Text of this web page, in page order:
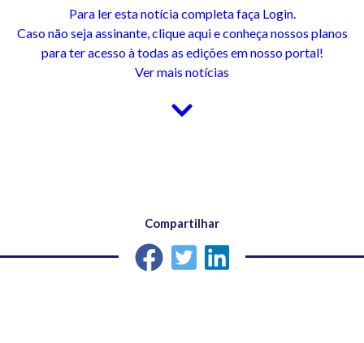
Para ler esta notícia completa faça Login.
Caso não seja assinante, clique aqui e conheça nossos planos
para ter acesso à todas as edições em nosso portal!
Ver mais notícias
Compartilhar